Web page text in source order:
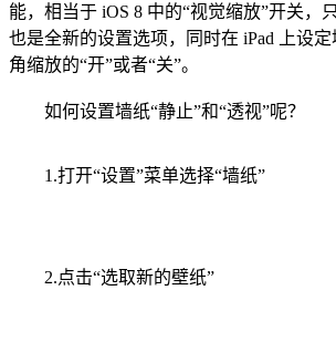
能，相当于 iOS 8 中的“视觉缩放”开关，
也是全新的设置选项，同时在 iPad 上设
角缩放的“开”或者“关”。
如何设置墙纸“静止”和“透视”呢？
1.打开“设置”菜单选择“墙纸”
2.点击“选取新的壁纸”